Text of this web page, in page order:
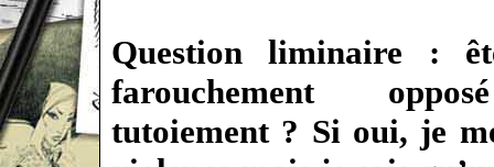
Question liminaire :
farouchement
tutoiement ? Si oui, je